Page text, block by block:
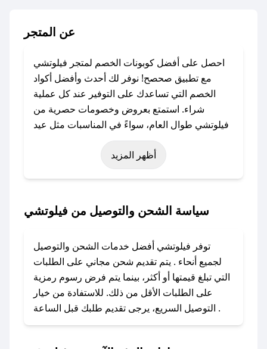
عن المتجر
احصل على أفضل كوبونات الخصم لمتجر فيلوتشي
مع تطبيق صحصح! نوفر لك أحدث وأفضل أكواد
الخصم التي تساعدك على التوفير عند كل عملية
شراء. استمتع بعروض وخصومات حصرية من
فيلوتشي طوال العام، سواءً في المناسبات مثل عيد
الفطر، عيد الأضحى، الجمعة البيضاء (شهر نوفمبر)،
رمضان، اليوم الوطني، يوم التأسيس، أو حتى عروض
باستخدام تطبيق صحصح، يمكنك العثور بسهولة على
تواصل معنا عبر تويتر أو البريد الإلكتروني لإضافته
بسرعة.
### كيفية استخدام كود خصم فيلوتشي؟
1. انسخ كود الخصم من تطبيق صحصح.
2. الصقه في خانة الدفع عند التسوق من فيلوتشي.
أظهر المزيد
سياسة الشحن والتوصيل من فيلوتشي
توفر فيلوتشي أفضل خدمات الشحن والتوصيل
لجميع أنحاء . يتم تقديم شحن مجاني على الطلبات
التي تبلغ قيمتها أو أكثر، بينما يتم فرض رسوم رمزية
على الطلبات الأقل من ذلك. للاستفادة من خيار
التوصيل السريع، يرجى تقديم طلبك قبل الساعة .